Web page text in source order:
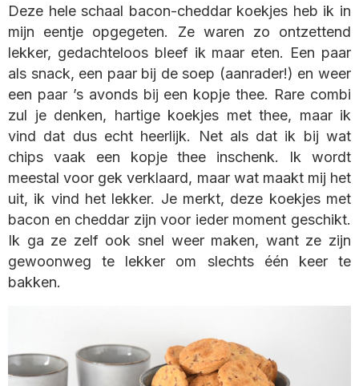
Deze hele schaal bacon-cheddar koekjes heb ik in
mijn eentje opgegeten. Ze waren zo ontzettend
lekker, gedachteloos bleef ik maar eten. Een paar
als snack, een paar bij de soep (aanrader!) en weer
een paar ’s avonds bij een kopje thee. Rare combi
zul je denken, hartige koekjes met thee, maar ik
vind dat dus echt heerlijk. Net als dat ik bij wat
chips vaak een kopje thee inschenk. Ik wordt
meestal voor gek verklaard, maar wat maakt mij het
uit, ik vind het lekker. Je merkt, deze koekjes met
bacon en cheddar zijn voor ieder moment geschikt.
Ik ga ze zelf ook snel weer maken, want ze zijn
gewoonweg te lekker om slechts één keer te
bakken.